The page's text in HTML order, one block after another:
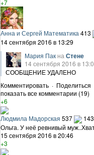
+7
Анна и Сергей Математика 413
14 сентября 2016 в 13:29
Мария Пак на Стене
14 сентября 2016 в
СООБЩЕНИЕ УДАЛЕНО
Комментировать · Поделиться
показать все комментарии (19)
+6
Людмила Мадорская 537
Ольга. У неё ревнивый
15 сентября 2016 в 20:46
+3